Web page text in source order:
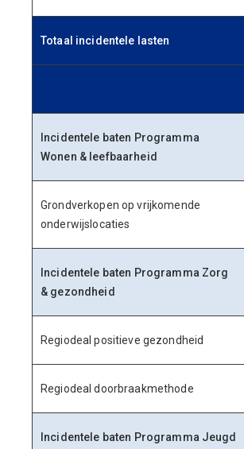
Totaal incidentele lasten
Incidentele baten Programma
Wonen & leefbaarheid
Grondverkopen op vrijkomende
onderwijslocaties
Incidentele baten Programma Zorg
& gezondheid
Regiodeal positieve gezondheid
Regiodeal doorbraakmethode
Incidentele baten Programma Jeugd